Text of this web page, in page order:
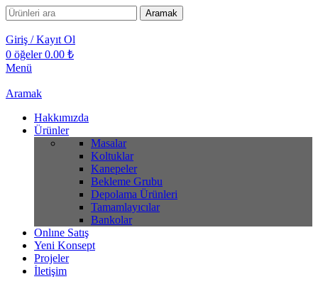
Aramak
Giriş / Kayıt Ol
0 öğeler 0.00 ₺
Menü
Aramak
Hakkımızda
Ürünler
Masalar
Koltuklar
Kanepeler
Bekleme Grubu
Depolama Ürünleri
Tamamlayıcılar
Bankolar
Onlıne Satış
Yeni Konsept
Projeler
İletişim